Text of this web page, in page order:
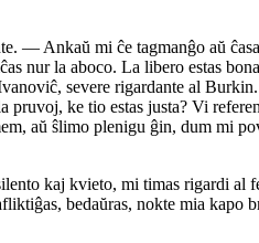
Ankaŭ mi ĉe tagmanĝo aŭ
nur la aboco. La libero estas
severe rigardante al
ke tio estas justa? Vi
aŭ ŝlimo plenigu ĝin, dum mi
kaj kvieto, mi timas rigardi
bedaŭras, nokte mia